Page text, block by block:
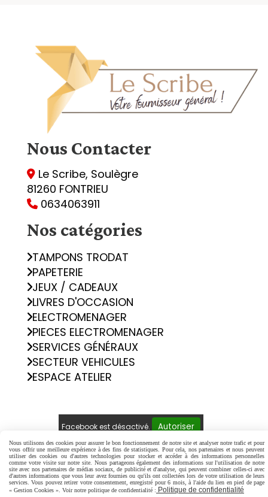
Nous Contacter
 Le Scribe, Soulègre
81260 FONTRIEU
 0634063911
Nos catégories
TAMPONS TRODAT
PAPETERIE
JEUX / CADEAUX
LIVRES D'OCCASION
ELECTROMENAGER
PIECES ELECTROMENAGER
SERVICES GÉNÉRAUX
SECTEUR VEHICULES
ESPACE ATELIER
Facebook est désactivé. Autoriser
Mentions Légales
Conditions générales de vente
Politique de confidentialité
Gestion cookies
Mon Compte
Créer un site internet
Nous utilisons des cookies pour assurer le bon fonctionnement de notre site et analyser notre trafic et pour
vous offrir une meilleure expérience à des fins de statistiques. Pour cela, nos partenaires et nous peuvent
utiliser des cookies ou d'autres technologies pour stocker et accéder à des informations personnelles
comme votre visite sur notre site. Nous partageons également des informations sur l'utilisation de notre
site avec nos partenaires de médias sociaux, de publicité et d'analyse, qui peuvent combiner celles-ci avec
d'autres informations que vous leur avez fournies ou qu'ils ont collectées lors de votre utilisation de leurs
services. Vous pouvez retirer votre consentement, enregistré pour 6 mois, à l'aide du lien en pied de page
« Gestion Cookies ». Voir notre politique de confidentialité : Politique de confidentialité